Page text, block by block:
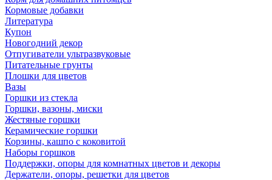
Кормовые добавки
Литература
Купон
Новогодний декор
Отпугиватели ультразвуковые
Питательные грунты
Плошки для цветов
Вазы
Горшки из стекла
Горшки, вазоны, миски
Жестяные горшки
Керамические горшки
Корзины, кашпо с коковитой
Наборы горшков
Поддержки, опоры для комнатных цветов и декоры
Держатели, опоры, решетки для цветов